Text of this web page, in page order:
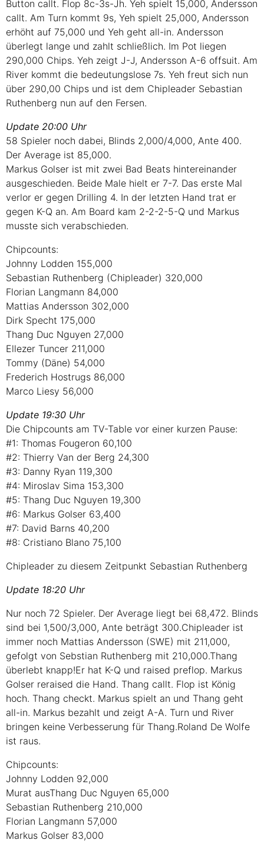
Button callt. Flop 8c-3s-Jh. Yeh spielt 15,000, Andersson
callt. Am Turn kommt 9s, Yeh spielt 25,000, Andersson
erhöht auf 75,000 und Yeh geht all-in. Andersson
überlegt lange und zahlt schließlich. Im Pot liegen
290,000 Chips. Yeh zeigt J-J, Andersson A-6 offsuit. Am
River kommt die bedeutungslose 7s. Yeh freut sich nun
über 290,00 Chips und ist dem Chipleader Sebastian
Ruthenberg nun auf den Fersen.
Update 20:00 Uhr
58 Spieler noch dabei, Blinds 2,000/4,000, Ante 400.
Der Average ist 85,000.
Markus Golser ist mit zwei Bad Beats hintereinander
ausgeschieden. Beide Male hielt er 7-7. Das erste Mal
verlor er gegen Drilling 4. In der letzten Hand trat er
gegen K-Q an. Am Board kam 2-2-2-5-Q und Markus
musste sich verabschieden.
Chipcounts:
Johnny Lodden 155,000
Sebastian Ruthenberg (Chipleader) 320,000
Florian Langmann 84,000
Mattias Andersson 302,000
Dirk Specht 175,000
Thang Duc Nguyen 27,000
Ellezer Tuncer 211,000
Tommy (Däne) 54,000
Frederich Hostrugs 86,000
Marco Liesy 56,000
Update 19:30 Uhr
Die Chipcounts am TV-Table vor einer kurzen Pause:
#1: Thomas Fougeron 60,100
#2: Thierry Van der Berg 24,300
#3: Danny Ryan 119,300
#4: Miroslav Sima 153,300
#5: Thang Duc Nguyen 19,300
#6: Markus Golser 63,400
#7: David Barns 40,200
#8: Cristiano Blano 75,100
Chipleader zu diesem Zeitpunkt Sebastian Ruthenberg
Update 18:20 Uhr
Nur noch 72 Spieler. Der Average liegt bei 68,472. Blinds
sind bei 1,500/3,000, Ante beträgt 300.Chipleader ist
immer noch Mattias Andersson (SWE) mit 211,000,
gefolgt von Sebstian Ruthenberg mit 210,000.Thang
überlebt knapp!Er hat K-Q und raised preflop. Markus
Golser reraised die Hand. Thang callt. Flop ist König
hoch. Thang checkt. Markus spielt an und Thang geht
all-in. Markus bezahlt und zeigt A-A. Turn und River
bringen keine Verbesserung für Thang.Roland De Wolfe
ist raus.
Chipcounts:
Johnny Lodden 92,000
Murat ausThang Duc Nguyen 65,000
Sebastian Ruthenberg 210,000
Florian Langmann 57,000
Markus Golser 83,000